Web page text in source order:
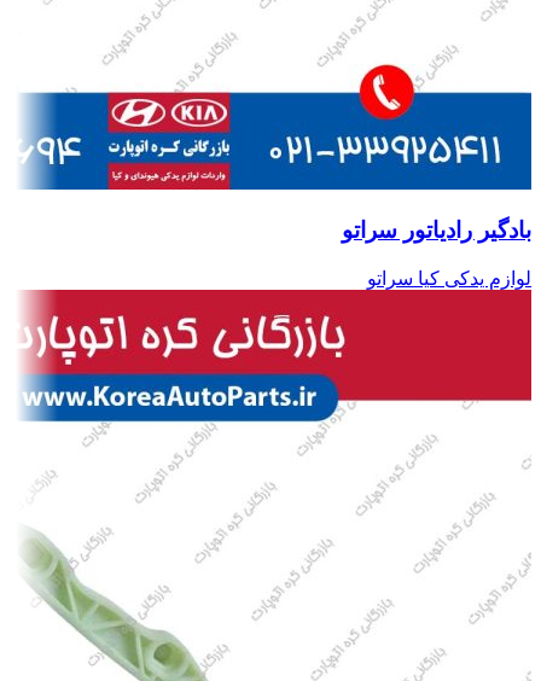
بادگیر رادیاتور سراتو
لوازم یدکی کیا سراتو